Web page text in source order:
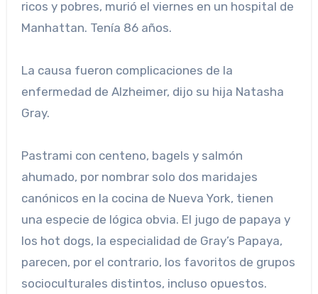
ricos y pobres, murió el viernes en un hospital de
Manhattan. Tenía 86 años.
La causa fueron complicaciones de la
enfermedad de Alzheimer, dijo su hija Natasha
Gray.
Pastrami con centeno, bagels y salmón
ahumado, por nombrar solo dos maridajes
canónicos en la cocina de Nueva York, tienen
una especie de lógica obvia. El jugo de papaya y
los hot dogs, la especialidad de Gray’s Papaya,
parecen, por el contrario, los favoritos de grupos
socioculturales distintos, incluso opuestos.